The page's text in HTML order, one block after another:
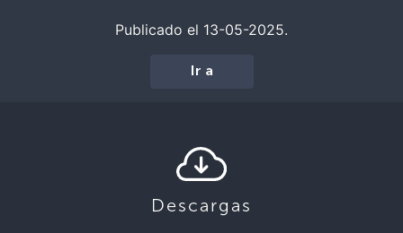
Publicado el 13-05-2025.
Ir a
Descargas